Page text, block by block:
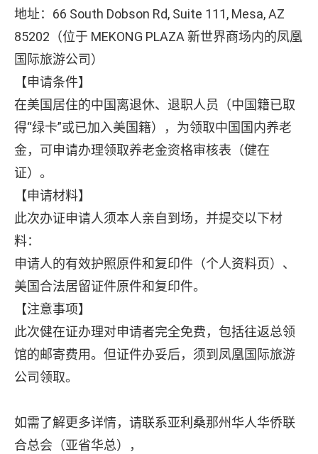
地址：66 South Dobson Rd, Suite 111, Mesa, AZ
85202（位于 MEKONG PLAZA 新世界商场内的凤凰
国际旅游公司）
【申请条件】
在美国居住的中国离退休、退职人员（中国籍已取
得“绿卡”或已加入美国籍），为领取中国国内养老
金，可申请办理领取养老金资格审核表（健在
证）。
【申请材料】
此次办证申请人须本人亲自到场，并提交以下材
料：
申请人的有效护照原件和复印件（个人资料页）、
美国合法居留证件原件和复印件。
【注意事项】
此次健在证办理对申请者完全免费，包括往返总领
馆的邮寄费用。但证件办妥后，须到凤凰国际旅游
公司领取。
如需了解更多详情，请联系亚利桑那州华人华侨联
合总会（亚省华总），